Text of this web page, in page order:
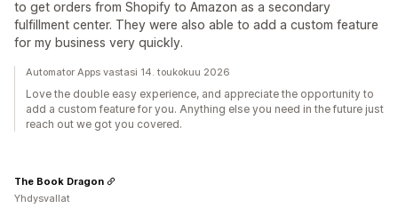
to get orders from Shopify to Amazon as a secondary
fulfillment center. They were also able to add a custom feature
for my business very quickly.
Automator Apps vastasi 14. toukokuu 2026
Love the double easy experience, and appreciate the opportunity to
add a custom feature for you. Anything else you need in the future just
reach out we got you covered.
The Book Dragon
Yhdysvallat